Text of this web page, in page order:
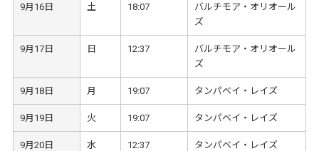
9月16日 土 18:07
バルチモア・オリオール
ズ
9月17日 日 12:37
バルチモア・オリオール
ズ
9月18日 月 19:07 タンパベイ・レイズ
9月19日 火 19:07 タンパベイ・レイズ
9月20日 水 12:37 タンパベイ・レイズ